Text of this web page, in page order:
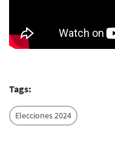
Tags:
Elecciones 2024